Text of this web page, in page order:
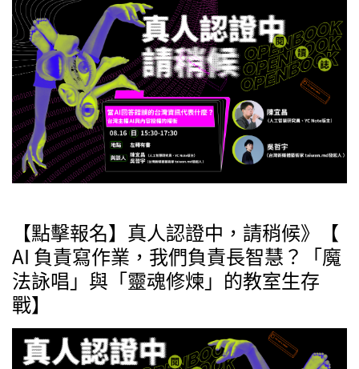
【點擊報名】真人認證中，請稍候》【
AI 負責寫作業，我們負責長智慧？「魔
法詠唱」與「靈魂修煉」的教室生存
戰】